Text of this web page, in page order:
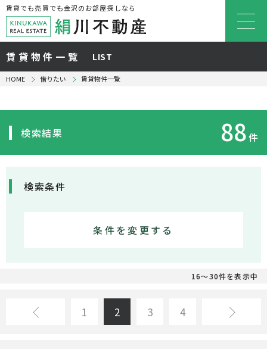
賃貸でも売買でも金沢のお部屋探しなら
賃貸物件一覧 LIST
HOME 借りたい 賃貸物件一覧
検索結果 88件
検索条件
条件を変更する
16～30件を表示中
1 2 3 4